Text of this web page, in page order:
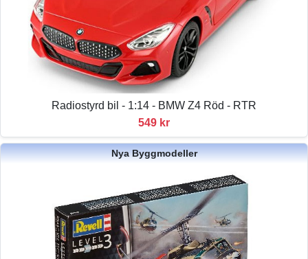
Radiostyrd bil - 1:14 - BMW Z4 Röd - RTR
549 kr
Nya Byggmodeller